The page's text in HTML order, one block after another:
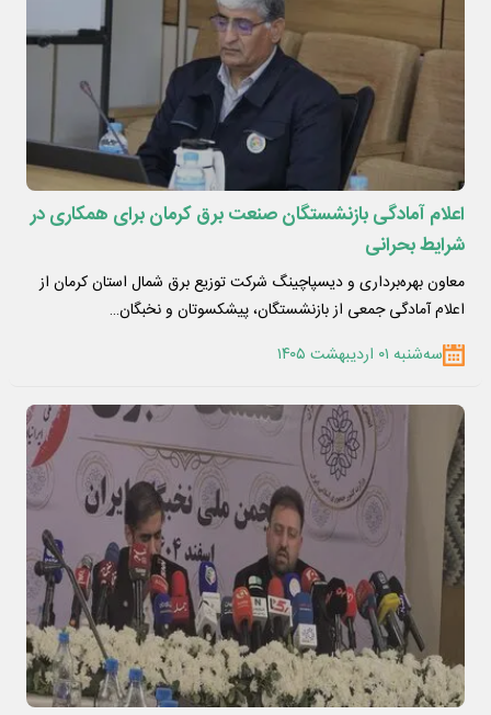
اعلام آمادگی بازنشستگان صنعت برق کرمان برای همکاری در
شرایط بحرانی
معاون بهره‌برداری و دیسپاچینگ شرکت توزیع برق شمال استان کرمان از
اعلام آمادگی جمعی از بازنشستگان، پیشکسوتان و نخبگان…
سه‌شنبه ۰۱ اردیبهشت ۱۴۰۵